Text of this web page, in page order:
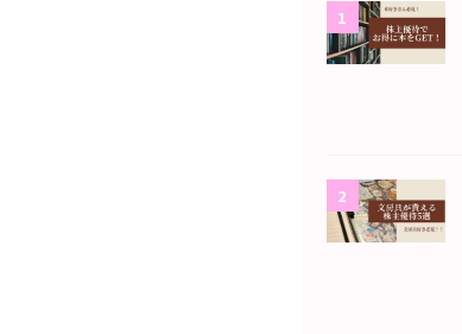
1
2